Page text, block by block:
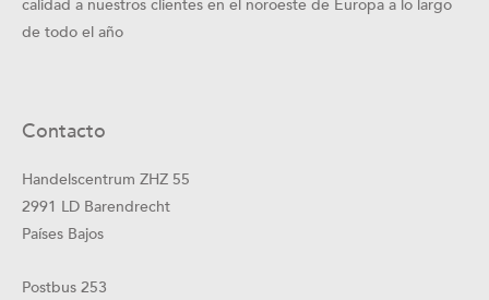
calidad a nuestros clientes en el noroeste de Europa a lo largo
de todo el año
Contacto
Handelscentrum ZHZ 55
2991 LD Barendrecht
Países Bajos
Postbus 253